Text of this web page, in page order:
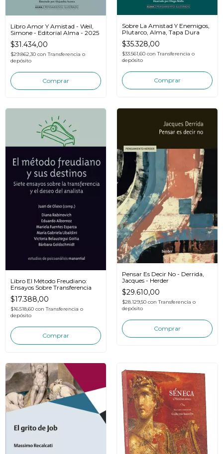
Libro Amor Y Amistad - Weil,
Simone - Editorial Alma - 2025
$31.434,00
$29.862,30 con Transferencia o
depósito
Sobre La Amistad Y Enemigos,
Plutarco, Alma, Tapa Dura
$35.328,00
$33.561,60 con Transferencia o
depósito
Libro El Método Freudiano:
Ensayos Sobre Transferencia
$17.388,00
$16.518,60 con Transferencia o
depósito
Pensar Es Decir No - Derrida,
Jacques - Herder
$29.610,00
$28.129,50 con Transferencia o
depósito